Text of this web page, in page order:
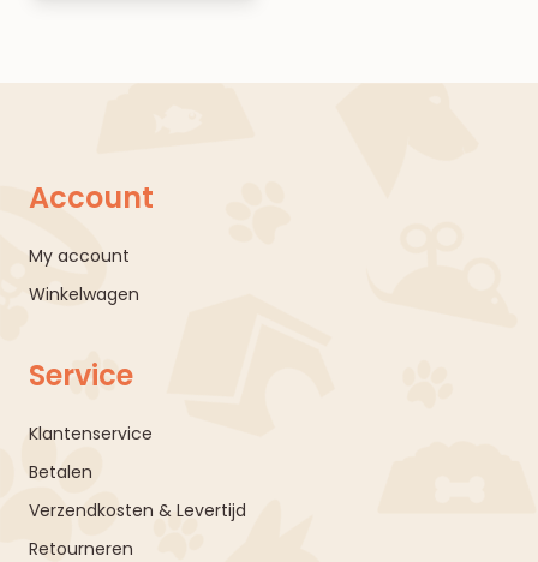
Account
My account
Winkelwagen
Service
Klantenservice
Betalen
Verzendkosten & Levertijd
Retourneren